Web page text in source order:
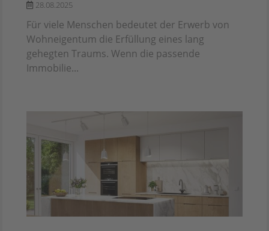
28.08.2025
Für viele Menschen bedeutet der Erwerb von
Wohneigentum die Erfüllung eines lang
gehegten Traums. Wenn die passende
Immobilie...